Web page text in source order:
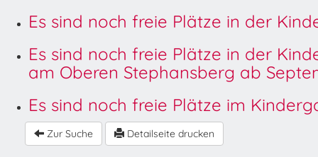
Es sind noch freie Plätze in der
Es sind noch freie Plätze in der
am Oberen Stephansberg ab
Es sind noch freie Plätze im
Zur Suche Detailseite drucken